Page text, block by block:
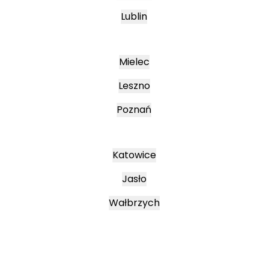
Lublin
Mielec
Leszno
Poznań
Katowice
Jasło
Wałbrzych